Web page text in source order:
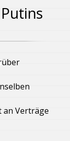
an Verträge